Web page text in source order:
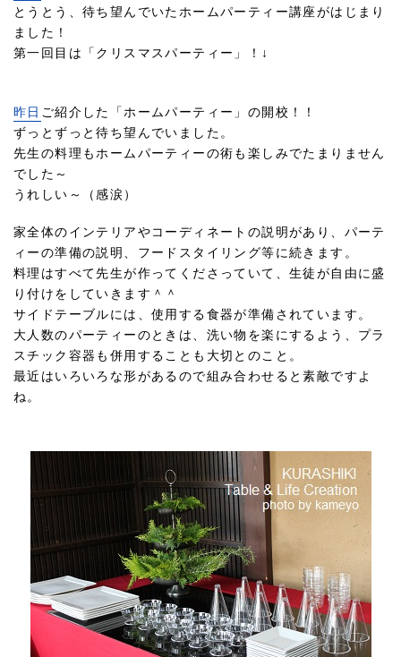
とうとう、待ち望んでいたホームパーティー講座がはじまり
ました！
第一回目は「クリスマスパーティー」！↓
昨日 ご紹介した「ホームパーティー」の開校！！
ずっとずっと待ち望んでいました。
先生の料理もホームパーティーの術も楽しみでたまりません
でした～
うれしい～（感涙）
家全体のインテリアやコーディネートの説明があり、パーテ
ィーの準備の説明、フードスタイリング等に続きます。
料理はすべて先生が作ってくださっていて、生徒が自由に盛
り付けをしていきます＾＾
サイドテーブルには、使用する食器が準備されています。
大人数のパーティーのときは、洗い物を楽にするよう、プラ
スチック容器も併用することも大切とのこと。
最近はいろいろな形があるので組み合わせると素敵ですよ
ね。